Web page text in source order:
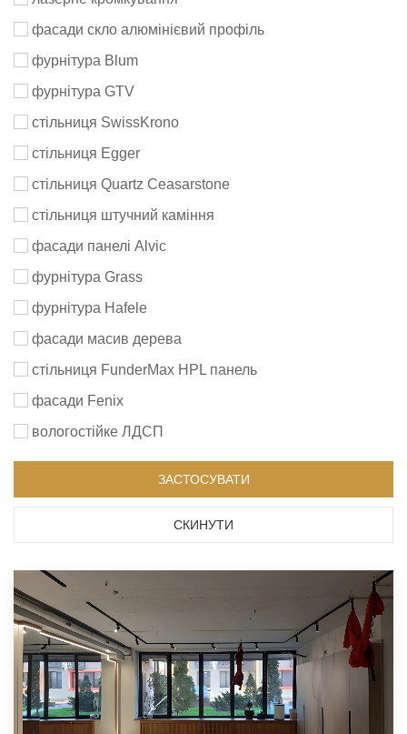
фасади скло алюмінієвий профіль
фурнітура Blum
фурнітура GTV
стільниця SwissKrono
стільниця Egger
стільниця Quartz Ceasarstone
стільниця штучний каміння
фасади панелі Alvic
фурнітура Grass
фурнітура Hafele
фасади масив дерева
стільниця FunderMax HPL панель
фасади Fenix
вологостійке ЛДСП
ЗАСТОСУВАТИ
СКИНУТИ